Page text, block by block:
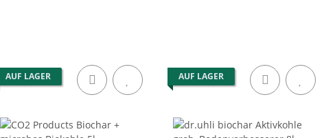
AUF LAGER AUF LAGER